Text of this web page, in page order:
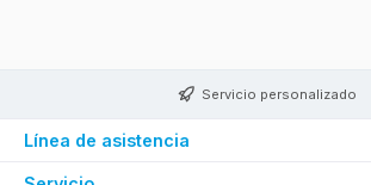
Servicio personalizado
Línea de asistencia